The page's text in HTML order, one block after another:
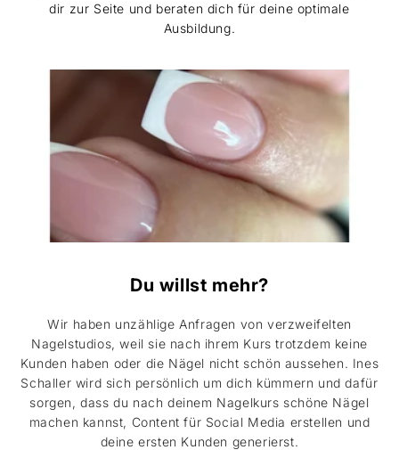
dir zur Seite und beraten dich für deine optimale
Ausbildung.
Du willst mehr?
Wir haben unzählige Anfragen von verzweifelten
Nagelstudios, weil sie nach ihrem Kurs trotzdem keine
Kunden haben oder die Nägel nicht schön aussehen. Ines
Schaller wird sich persönlich um dich kümmern und dafür
sorgen, dass du nach deinem Nagelkurs schöne Nägel
machen kannst, Content für Social Media erstellen und
deine ersten Kunden generierst.